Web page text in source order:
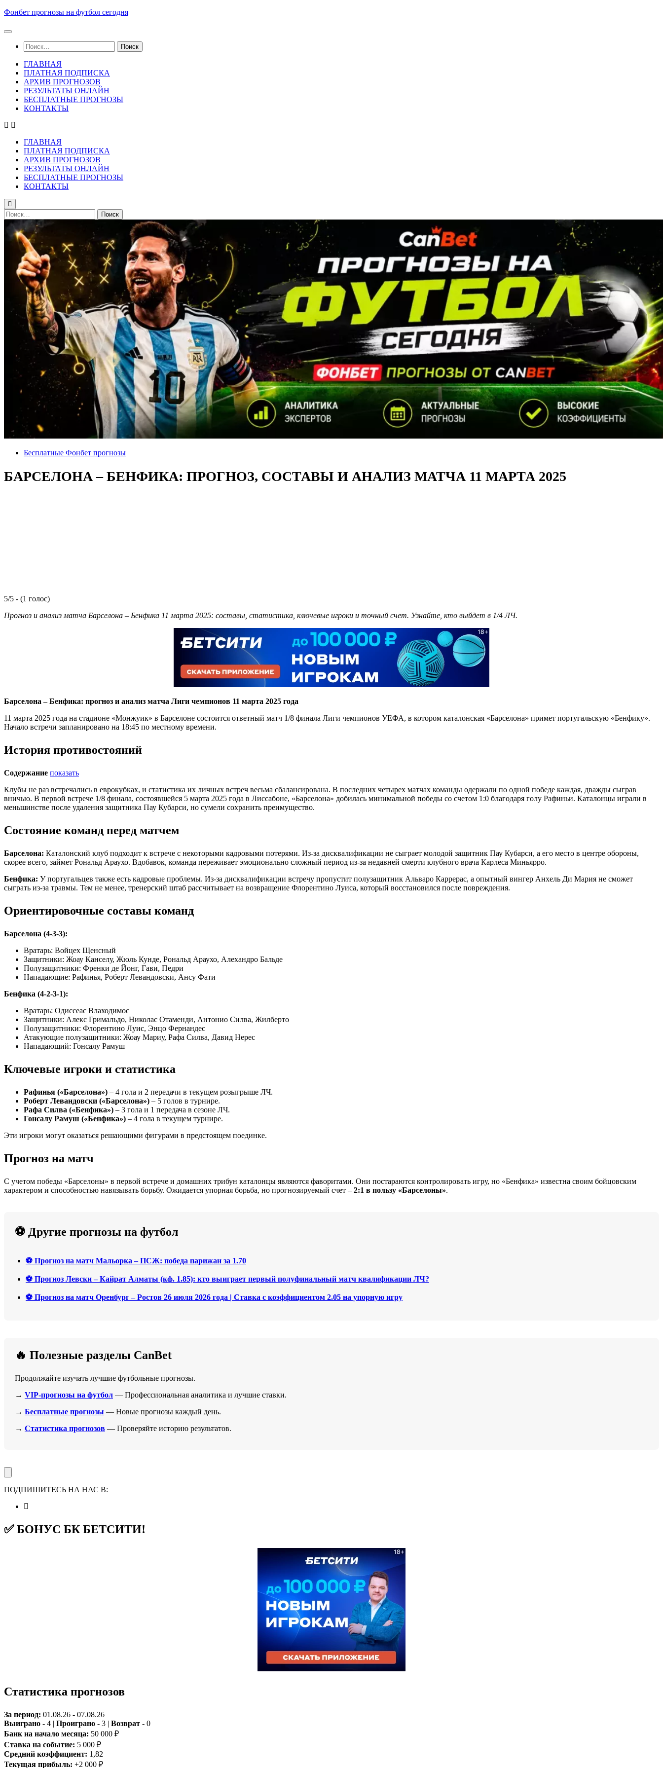
Skip
content
Фонбет прогнозы на футбол сегодня
Найти:
ГЛАВНАЯ
ПЛАТНАЯ ПОДПИСКА
АРХИВ ПРОГНОЗОВ
РЕЗУЛЬТАТЫ ОНЛАЙН
БЕСПЛАТНЫЕ ПРОГНОЗЫ
КОНТАКТЫ
ГЛАВНАЯ
ПЛАТНАЯ ПОДПИСКА
АРХИВ ПРОГНОЗОВ
РЕЗУЛЬТАТЫ ОНЛАЙН
БЕСПЛАТНЫЕ ПРОГНОЗЫ
КОНТАКТЫ
Найти:
Бесплатные Фонбет прогнозы
БАРСЕЛОНА – БЕНФИКА: ПРОГНОЗ, СОСТАВЫ И АНАЛИЗ МАТЧА 11 МАРТА 2025
5/5 - (1 голос)
Прогноз и анализ матча Барселона – Бенфика 11 марта 2025: составы, статистика, ключевые игроки и точный счет. Узнайте, кто выйдет в 1/4 ЛЧ.
Барселона – Бенфика: прогноз и анализ матча Лиги чемпионов 11 марта 2025 года
11 марта 2025 года на стадионе «Монжуик» в Барселоне состоится ответный матч 1/8 финала Лиги чемпионов УЕФА, в котором каталонская «Барселона» примет португальскую «Бенфику».
Начало встречи запланировано на 18:45 по местному времени.
История противостояний
Содержание показать
Клубы не раз встречались в еврокубках, и статистика их личных встреч весьма сбалансирована. В последних четырех матчах команды одержали по одной победе каждая, дважды сыграв
вничью. В первой встрече 1/8 финала, состоявшейся 5 марта 2025 года в Лиссабоне, «Барселона» добилась минимальной победы со счетом 1:0 благодаря голу Рафиньи. Каталонцы играли в
меньшинстве после удаления защитника Пау Кубарси, но сумели сохранить преимущество.
Состояние команд перед матчем
Барселона: Каталонский клуб подходит к встрече с некоторыми кадровыми потерями. Из-за дисквалификации не сыграет молодой защитник Пау Кубарси, а его место в центре обороны,
скорее всего, займет Рональд Араухо. Вдобавок, команда переживает эмоционально сложный период из-за недавней смерти клубного врача Карлеса Миньярро.
Бенфика: У португальцев также есть кадровые проблемы. Из-за дисквалификации встречу пропустит полузащитник Альваро Каррерас, а опытный вингер Анхель Ди Мария не сможет
сыграть из-за травмы. Тем не менее, тренерский штаб рассчитывает на возвращение Флорентино Луиса, который восстановился после повреждения.
Ориентировочные составы команд
Барселона (4-3-3):
Вратарь: Войцех Щенсный
Защитники: Жоау Канселу, Жюль Кунде, Рональд Араухо, Алехандро Бальде
Полузащитники: Френки де Йонг, Гави, Педри
Нападающие: Рафинья, Роберт Левандовски, Ансу Фати
Бенфика (4-2-3-1):
Вратарь: Одиссеас Влаходимос
Защитники: Алекс Гримальдо, Николас Отаменди, Антонио Силва, Жилберто
Полузащитники: Флорентино Луис, Энцо Фернандес
Атакующие полузащитники: Жоау Мариу, Рафа Силва, Давид Нерес
Нападающий: Гонсалу Рамуш
Ключевые игроки и статистика
Рафинья («Барселона») – 4 гола и 2 передачи в текущем розыгрыше ЛЧ.
Роберт Левандовски («Барселона») – 5 голов в турнире.
Рафа Силва («Бенфика») – 3 гола и 1 передача в сезоне ЛЧ.
Гонсалу Рамуш («Бенфика») – 4 гола в текущем турнире.
Эти игроки могут оказаться решающими фигурами в предстоящем поединке.
Прогноз на матч
С учетом победы «Барселоны» в первой встрече и домашних трибун каталонцы являются фаворитами. Они постараются контролировать игру, но «Бенфика» известна своим бойцовским
характером и способностью навязывать борьбу. Ожидается упорная борьба, но прогнозируемый счет – 2:1 в пользу «Барселоны».
⚽ Другие прогнозы на футбол
⚽ Прогноз на матч Мальорка – ПСЖ: победа парижан за 1.70
⚽ Прогноз Левски – Кайрат Алматы (кф. 1.85): кто выиграет первый полуфинальный матч квалификации ЛЧ?
⚽ Прогноз на матч Оренбург – Ростов 26 июля 2026 года | Ставка с коэффициентом 2.05 на упорную игру
🔥 Полезные разделы CanBet
Продолжайте изучать лучшие футбольные прогнозы.
→ VIP-прогнозы на футбол — Профессиональная аналитика и лучшие ставки.
→ Бесплатные прогнозы — Новые прогнозы каждый день.
→ Статистика прогнозов — Проверяйте историю результатов.
ПОДПИШИТЕСЬ НА НАС В:
✅ БОНУС БК БЕТСИТИ!
Статистика прогнозов
За период: 01.08.26 - 07.08.26
Выиграно - 4 | Проиграно - 3 | Возврат - 0
Банк на начало месяца: 50 000 ₽
Ставка на событие: 5 000 ₽
Средний коэффициент: 1,82
Текущая прибыль: +2 000 ₽